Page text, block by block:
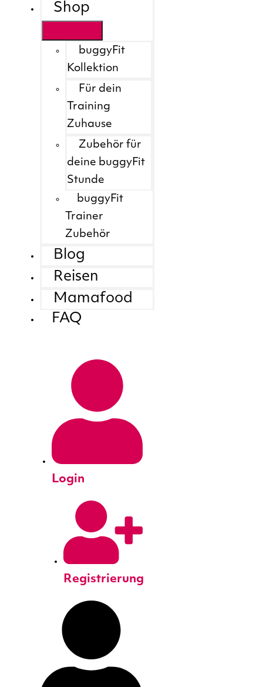
Shop
buggyFit
Kollektion
Für dein
Training
Zuhause
Zubehör für
deine buggyFit
Stunde
buggyFit
Trainer
Zubehör
Blog
Reisen
Mamafood
FAQ
Login
Registrierung